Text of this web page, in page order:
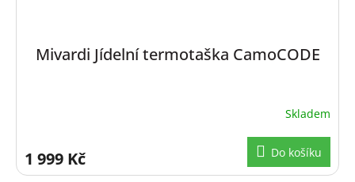
Mivardi Jídelní termotaška CamoCODE
Skladem
1 999 Kč Do košíku